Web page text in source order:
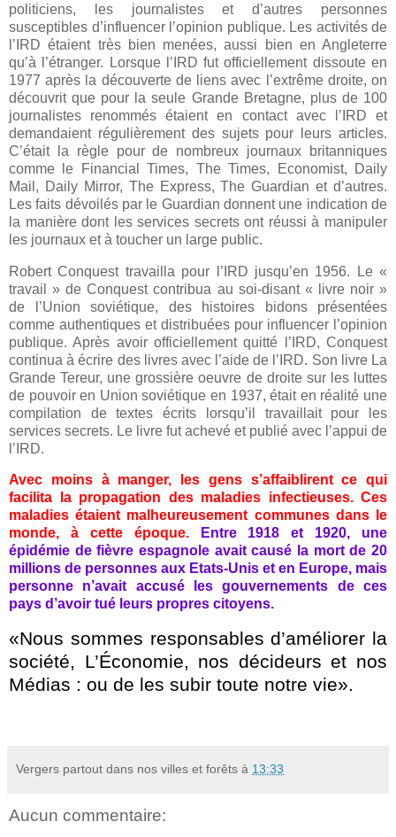
politiciens, les journalistes et d’autres personnes
susceptibles d’influencer l’opinion publique. Les activités de
l’IRD étaient très bien menées, aussi bien en Angleterre
qu’à l’étranger. Lorsque l’IRD fut officiellement dissoute en
1977 après la découverte de liens avec l’extrême droite, on
découvrit que pour la seule Grande Bretagne, plus de 100
journalistes renommés étaient en contact avec l’IRD et
demandaient régulièrement des sujets pour leurs articles.
C’était la règle pour de nombreux journaux britanniques
comme le Financial Times, The Times, Economist, Daily
Mail, Daily Mirror, The Express, The Guardian et d’autres.
Les faits dévoilés par le Guardian donnent une indication de
la manière dont les services secrets ont réussi à manipuler
les journaux et à toucher un large public.
Robert Conquest travailla pour l’IRD jusqu’en 1956. Le «
travail » de Conquest contribua au soi-disant « livre noir »
de l’Union soviétique, des histoires bidons présentées
comme authentiques et distribuées pour influencer l’opinion
publique. Après avoir officiellement quitté l’IRD, Conquest
continua à écrire des livres avec l’aide de l’IRD. Son livre La
Grande Tereur, une grossière oeuvre de droite sur les luttes
de pouvoir en Union soviétique en 1937, était en réalité une
compilation de textes écrits lorsqu’il travaillait pour les
services secrets. Le livre fut achevé et publié avec l’appui de
l’IRD.
Avec moins à manger, les gens s’affaiblirent ce qui
facilita la propagation des maladies infectieuses. Ces
maladies étaient malheureusement communes dans le
monde, à cette époque.
Entre 1918 et 1920, une
épidémie de fièvre espagnole avait causé la mort de 20
millions de personnes aux Etats-Unis et en Europe, mais
personne n’avait accusé les gouvernements de ces
pays d’avoir tué leurs propres citoyens.
«Nous sommes responsables d’améliorer la
société, L’Économie, nos décideurs et nos
Médias : ou de les subir toute notre vie».
Vergers partout dans nos villes et forêts à 13:33
Aucun commentaire: